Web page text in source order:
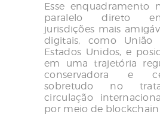
Esse enquadramento
paralelo direto
jurisdições mais
digitais, como União
Estados Unidos, e
em uma trajetória
conservadora e
sobretudo no
circulação
por meio de blockchain.